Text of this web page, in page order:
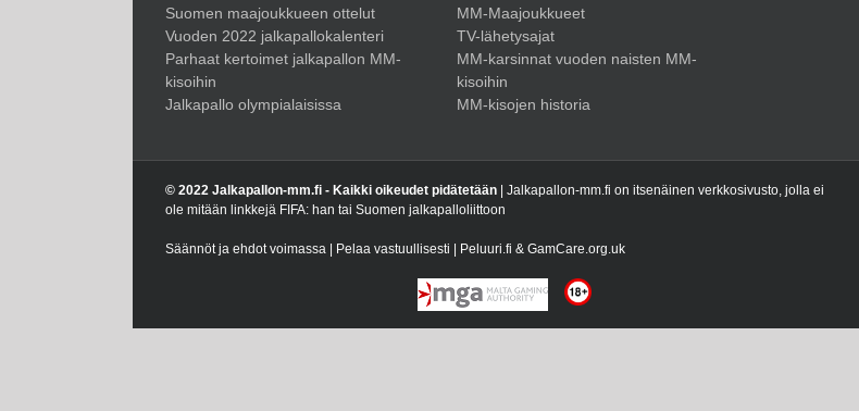
Suomen maajoukkueen ottelut
Vuoden 2022 jalkapallokalenteri
Parhaat kertoimet jalkapallon MM-
kisoihin
Jalkapallo olympialaisissa
MM-Maajoukkueet
TV-lähetysajat
MM-karsinnat vuoden naisten MM-
kisoihin
MM-kisojen historia
© 2022 Jalkapallon-mm.fi - Kaikki oikeudet pidätetään | Jalkapallon-mm.fi on itsenäinen verkkosivusto, jolla ei
ole mitään linkkejä FIFA: han tai Suomen jalkapalloliittoon
Säännöt ja ehdot voimassa | Pelaa vastuullisesti | Peluuri.fi & GamCare.org.uk